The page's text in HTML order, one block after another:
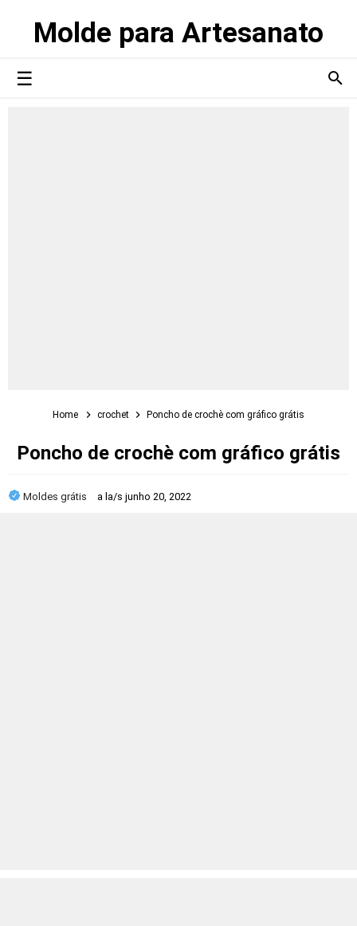
Molde para Artesanato
Home crochet Poncho de crochè com gráfico grátis
Poncho de crochè com gráfico grátis
Moldes grátis a la/s junho 20, 2022